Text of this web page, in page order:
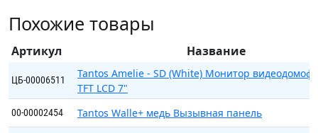
(White)
видеодомофона,
цв.,
TFT
LCD
7"
Похожие товары
Артикул Название
ЦБ-00006511
Tantos Amelie - SD (White) Монитор
TFT LCD 7"
00-00002454 Tantos Walle+ медь Вызывная панель